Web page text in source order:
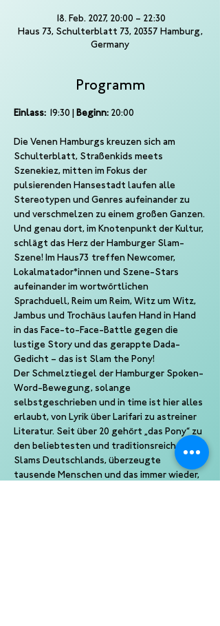
18. Feb. 2027, 20:00 – 22:30
Haus 73, Schulterblatt 73, 20357 Hamburg,
Germany
Programm
Einlass: 19:30 | Beginn: 20:00
Die Venen Hamburgs kreuzen sich am
Schulterblatt, Straßenkids meets
Szenekiez, mitten im Fokus der
pulsierenden Hansestadt laufen alle
Stereotypen und Genres aufeinander zu
und verschmelzen zu einem großen Ganzen.
Und genau dort, im Knotenpunkt der Kultur,
schlägt das Herz der Hamburger Slam-
Szene! Im Haus73 treffen Newcomer,
Lokalmatador*innen und Szene-Stars
aufeinander im wortwörtlichen
Sprachduell, Reim um Reim, Witz um Witz,
Jambus und Trochäus laufen Hand in Hand
in das Face-to-Face-Battle gegen die
lustige Story und das gerappte Dada-
Gedicht – das ist Slam the Pony!
Der Schmelztiegel der Hamburger Spoken-
Word-Bewegung, solange
selbstgeschrieben und in time ist hier alles
erlaubt, von Lyrik über Larifari zu astreiner
Literatur. Seit über 20 gehört „das Pony“ zu
den beliebtesten und traditionsreichsten
Slams Deutschlands, überzeugte
tausende Menschen und das immer wieder,